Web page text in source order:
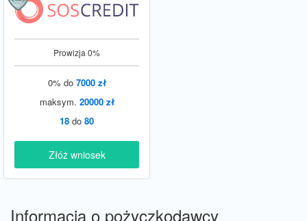
Prowizja 0%
0% do 7000 zł
maksym. 20000 zł
18 do 80
Złóż wniosek
Informacja o pożyczkodawcy